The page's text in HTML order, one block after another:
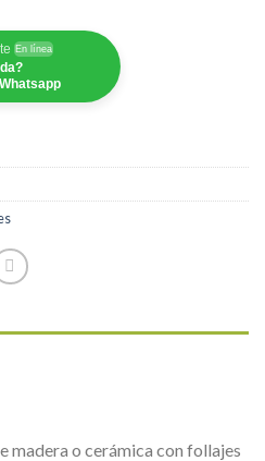
En línea
madera o cerámica con follajes